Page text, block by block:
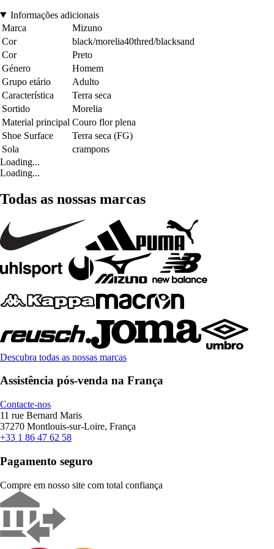
Informações adicionais
Marca
Mizuno
Cor
black/morelia40thred/blacksand
Cor
Preto
Género
Homem
Grupo etário
Adulto
Característica
Terra seca
Sortido
Morelia
Material principal Couro flor plena
Shoe Surface
Terra seca (FG)
Sola
crampons
Loading...
Loading...
Todas as nossas marcas
Descubra todas as nossas marcas
Assistência pós-venda na França
Contacte-nos
11 rue Bernard Maris
37270 Montlouis-sur-Loire, França
+33 1 86 47 62 58
Pagamento seguro
Compre em nosso site com total confiança